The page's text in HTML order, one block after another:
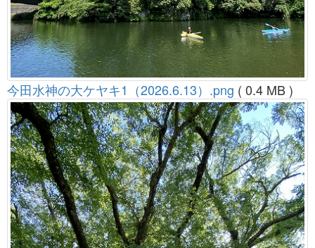
今田水神の大ケヤキ1（2026.6.13）.png ( 0.4 MB )